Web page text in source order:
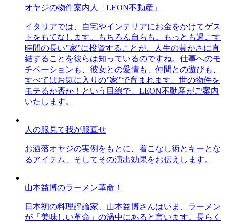
オヤジの物件案内人「LEON不動産」
イタリアでは、自宅やインテリアにお金をかけてゲス
トをもてなします。もちろん自らも。もっとも過ごす
時間の長い”家”に投資することが、人生の豊かさに直
結することを彼らは知っているのですね。仕事へのモ
チベーションも、彼女との愛情も、仲間との遊びも、
すべてはお気に入りの”家”で育まれます。世の物件を
モテるか否か！という目線で、LEON不動産がご案内
いたします。
人の服見て我が服直せ
お洒落オヤジの実例をもとに、着こなし術とキーとな
るアイテム、そしてその演出効果をお伝えします。
山本益博のラーメン革命！
日本初の料理評論家、山本益博さんはいま、ラーメン
が「美味しい革命」の渦中にあると言います。長らく